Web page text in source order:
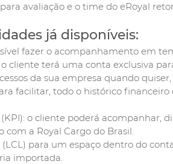
avaliação e o time do eRoyal
já disponíveis:
fazer o acompanhamento em
cliente terá uma conta exclusiva
da sua empresa quando
facilitar, todo o histórico
o cliente poderá acompanhar,
a Royal Cargo do Brasil.
para um espaço dentro do
importada.